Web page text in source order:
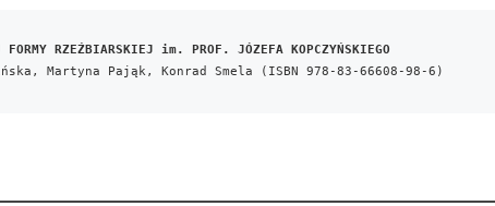
RZEŹBIARSKIEJ im. PROF. JÓZEFA KOPCZYŃSKIEGO
Martyna Pająk, Konrad Smela (ISBN 978-83-66608-98-6)